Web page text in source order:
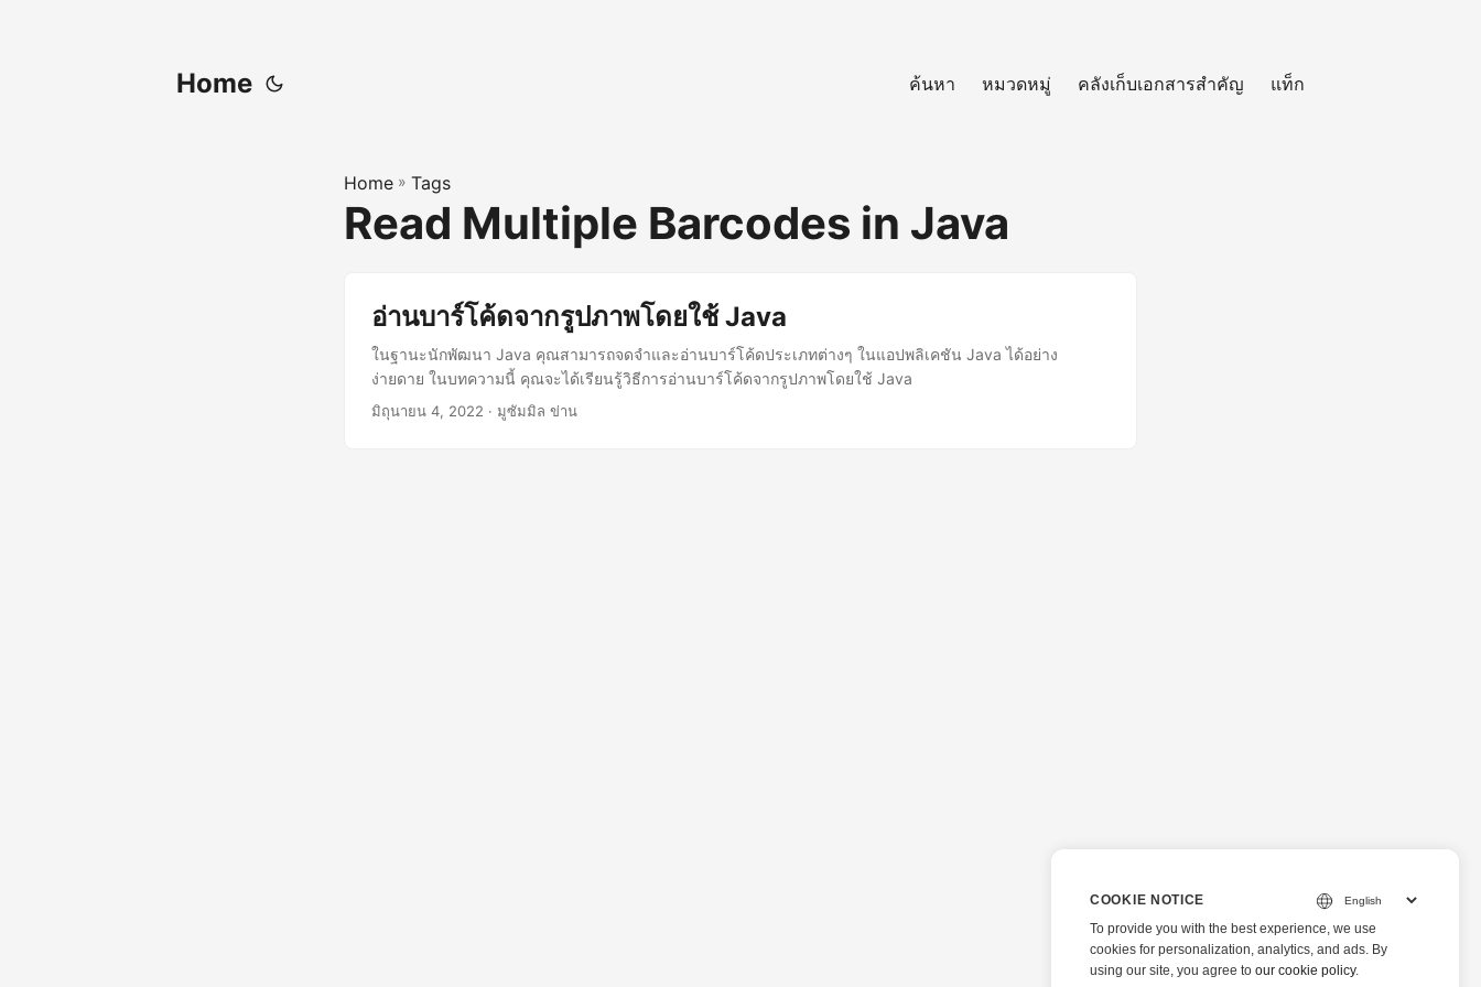
Home ค้นหา หมวดหมู่ คลังเก็บเอกสารสำคัญ แท็ก
Home » Tags
Read Multiple Barcodes in Java
อ่านบาร์โค้ดจากรูปภาพโดยใช้ Java
ในฐานะนักพัฒนา Java คุณสามารถจดจำและอ่านบาร์โค้ดประเภทต่างๆ ในแอปพลิเคชัน Java ได้อย่าง
ง่ายดาย ในบทความนี้ คุณจะได้เรียนรู้วิธีการอ่านบาร์โค้ดจากรูปภาพโดยใช้ Java
มิถุนายน 4, 2022 · มูซัมมิล ข่าน
COOKIE NOTICE
To provide you with the best experience, we use
cookies for personalization, analytics, and ads. By
using our site, you agree to our cookie policy.